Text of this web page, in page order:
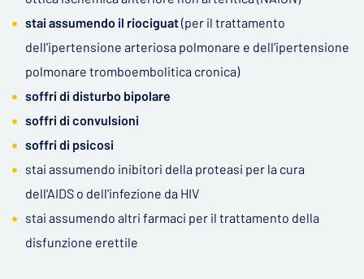
stai assumendo il riociguat(per il trattamento
dell'ipertensione arteriosa polmonare e dell'ipertensione
polmonare tromboembolitica cronica)
soffri di disturbo bipolare
soffri di convulsioni
soffri di psicosi
stai assumendo inibitori della proteasi per la cura
dell'AIDS o dell'infezione da HIV
stai assumendo altri farmaci per il trattamento della
disfunzione erettile